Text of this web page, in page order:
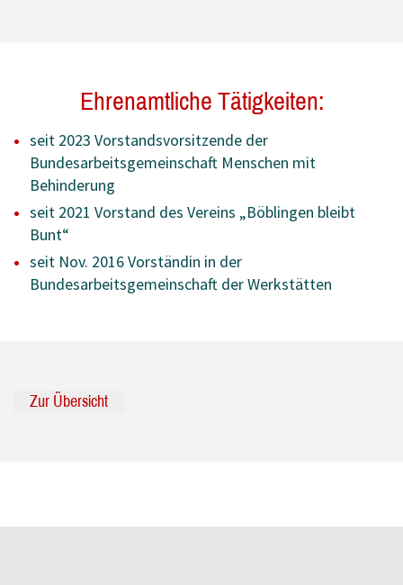
Ehrenamtliche Tätigkeiten:
seit 2023 Vorstandsvorsitzende der
Bundesarbeitsgemeinschaft Menschen mit
Behinderung
seit 2021 Vorstand des Vereins „Böblingen bleibt
Bunt“
seit Nov. 2016 Vorständin in der
Bundesarbeitsgemeinschaft der Werkstätten
Zur Übersicht